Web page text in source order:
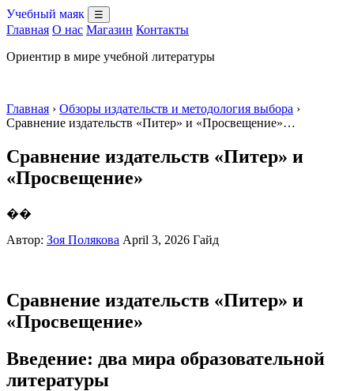
Учебный маяк ☰
Главная О нас Магазин Контакты
Ориентир в мире учебной литературы
Главная › Обзоры издательств и методология выбора ›
Сравнение издательств «Питер» и «Просвещение»…
Сравнение издательств «Питер» и
«Просвещение»
��
Автор: Зоя Полякова April 3, 2026 Гайд
Сравнение издательств «Питер» и
«Просвещение»
Введение: два мира образовательной
литературы